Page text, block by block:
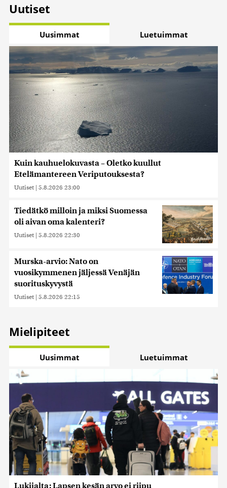
Uutiset
Uusimmat Luetuimmat
Kuin kauhuelokuvasta – Oletko kuullut
Etelämantereen Veriputouksesta?
Uutiset | 5.8.2026 23:00
Tiedätkö milloin ja miksi Suomessa
oli aivan oma kalenteri?
Uutiset | 5.8.2026 22:30
Murska-arvio: Nato on
vuosikymmenen jäljessä Venäjän
suorituskyvystä
Uutiset | 5.8.2026 22:15
Mielipiteet
Uusimmat Luetuimmat